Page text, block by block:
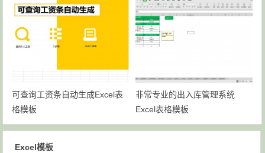
可查询工资条自动生成Excel表
格模板
非常专业的出入库管理系统
Excel表格模板
Excel模板